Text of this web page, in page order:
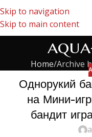
Skip to navigation
Skip to main content
Home Archive
Однорукий
на Мини-
бандит